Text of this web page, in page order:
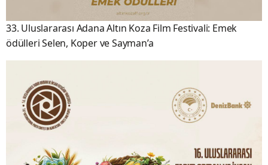
33. Uluslararası Adana Altın Koza Film Festivali: Emek
ödülleri Selen, Koper ve Sayman’a